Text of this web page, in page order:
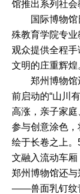
馆推出系列社会
国际博物
殊教育学院专
观众提供全程
文明的庄重辉煌
郑州博物
前启动的“山川
高涨，亲子家
参与创意涂色
绘于长卷之上
文融入流动车厢
郑州博物馆还
——兽面乳钉纹